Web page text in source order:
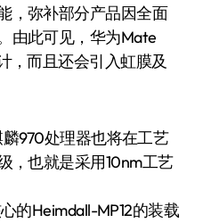
，弥补部分产品因全面
由此可见，华为Mate
，而且还会引入虹膜及
970处理器也将在工艺
，也就是采用10nm工艺
的Heimdall-MP12的装载